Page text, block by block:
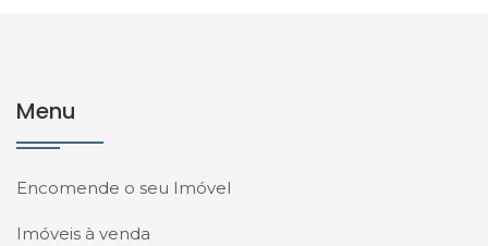
Menu
Encomende o seu Imóvel
Imóveis à venda